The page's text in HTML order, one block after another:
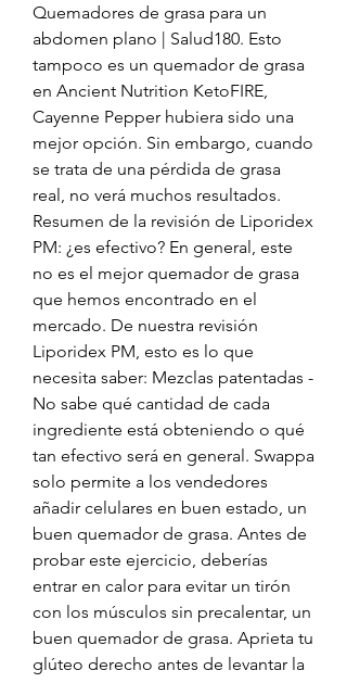
Quemadores de grasa para un
abdomen plano | Salud180. Esto
tampoco es un quemador de grasa
en Ancient Nutrition KetoFIRE,
Cayenne Pepper hubiera sido una
mejor opción. Sin embargo, cuando
se trata de una pérdida de grasa
real, no verá muchos resultados.
Resumen de la revisión de Liporidex
PM: ¿es efectivo? En general, este
no es el mejor quemador de grasa
que hemos encontrado en el
mercado. De nuestra revisión
Liporidex PM, esto es lo que
necesita saber: Mezclas patentadas -
No sabe qué cantidad de cada
ingrediente está obteniendo o qué
tan efectivo será en general. Swappa
solo permite a los vendedores
añadir celulares en buen estado, un
buen quemador de grasa. Antes de
probar este ejercicio, deberías
entrar en calor para evitar un tirón
con los músculos sin precalentar, un
buen quemador de grasa. Aprieta tu
glúteo derecho antes de levantar la